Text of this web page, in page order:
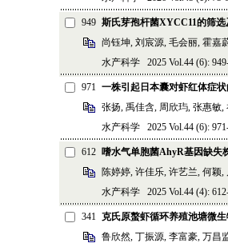
949 斯氏芽孢杆菌XYCC11的筛
尚钰坤, 刘宸源, 毛会丽, 霍嘉
水产科学 2025 Vol.44 (6):
971 一株引起日本囊对虾红体症
张扬, 禹佳含, 周欣玙, 张惠敏
水产科学 2025 Vol.44 (6):
612 嗜水气单胞菌AhyR基因缺失
陈婷婷, 许佳乐, 许艺兰, 何颖
水产科学 2025 Vol.44 (4):
341 克氏原螯虾循环养殖池塘微
鲁欣然, 丁振源, 李富豪, 万昌